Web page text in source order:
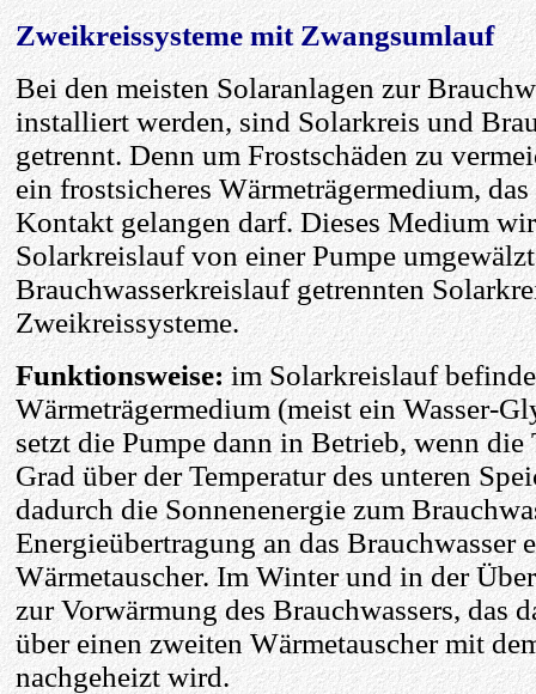
Zweikreissysteme mit Zwangsumlauf
Bei den meisten Solaranlagen zur
installiert werden, sind Solarkreis und
getrennt. Denn um Frostschäden zu
ein frostsicheres Wärmeträgermedium,
Kontakt gelangen darf. Dieses Medium
Solarkreislauf von einer Pumpe
Brauchwasserkreislauf getrennten
Zweikreissysteme.
Funktionsweise:im Solarkreislauf
Wärmeträgermedium (meist ein Wasser-
setzt die Pumpe dann in Betrieb, wenn
Grad über der Temperatur des unteren
dadurch die Sonnenenergie zum
Energieübertragung an das Brauchwasser
Wärmetauscher. Im Winter und in der
zur Vorwärmung des Brauchwassers, das
über einen zweiten Wärmetauscher mit
nachgeheizt wird.